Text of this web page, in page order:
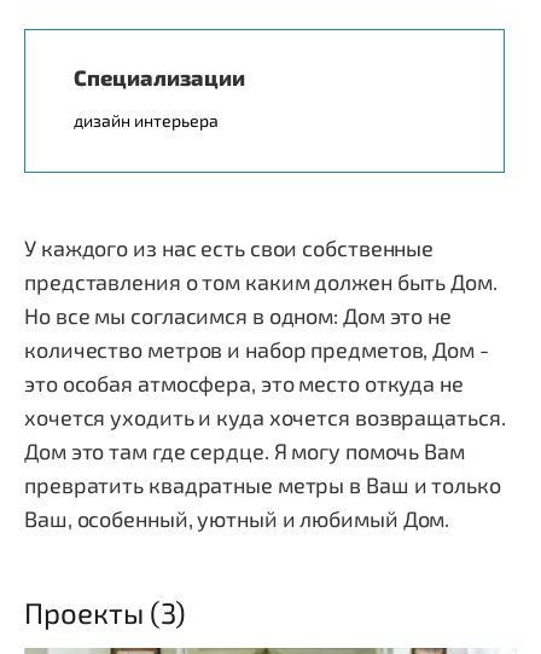
Специализации
дизайн интерьера
У каждого из нас есть свои собственные
представления о том каким должен быть Дом.
Но все мы согласимся в одном: Дом это не
количество метров и набор предметов, Дом -
это особая атмосфера, это место откуда не
хочется уходить и куда хочется возвращаться.
Дом это там где сердце. Я могу помочь Вам
превратить квадратные метры в Ваш и только
Ваш, особенный, уютный и любимый Дом.
Проекты (3)